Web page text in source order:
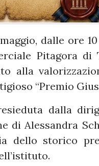
dalle ore
Pitagora
alla
“Premio
dalla
di Alessandra
dello storico